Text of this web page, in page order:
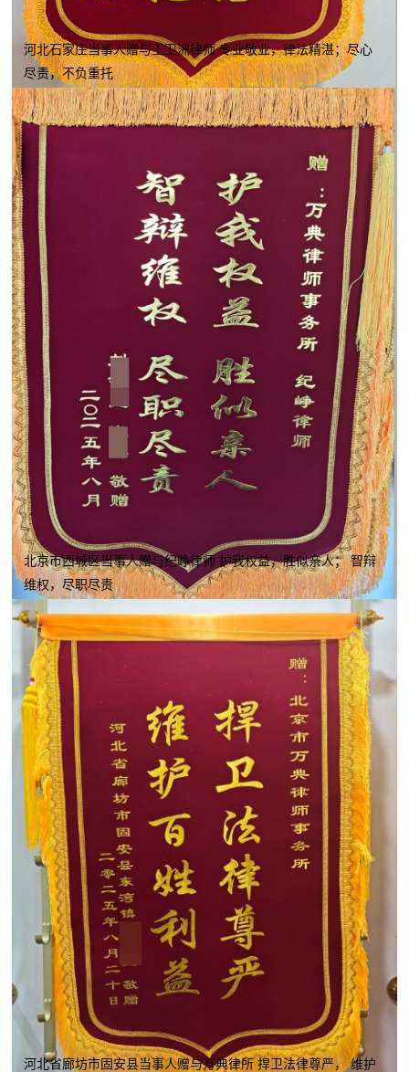
河北石家庄当事人赠与王卫洲律师 专业敬业，律法精湛；尽心
尽责，不负重托
北京市西城区当事人赠与纪峥律师 护我权益，胜似亲人； 智辩
维权，尽职尽责
河北省廊坊市固安县当事人赠与万典律所 捍卫法律尊严， 维护